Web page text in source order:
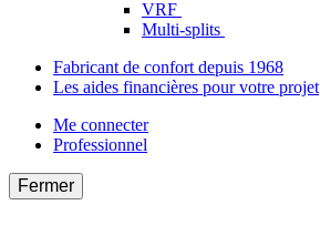
VRF
Multi-splits
Fabricant de confort depuis 1968
Les aides financières pour votre projet
Me connecter
Professionnel
Fermer